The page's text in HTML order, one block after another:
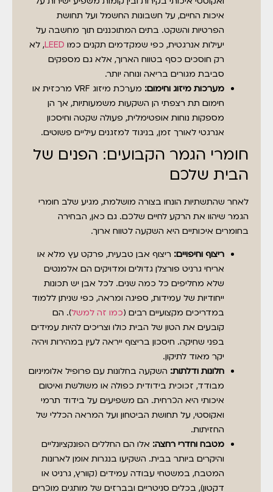
איכות החיים, על חשבונות החשמל ועל תחושת
הפרטיות והשקט. בתים המתוכננים תוך מחשבה על
יעילות אנרגטית, כפי שמקדמים תקנים כמו LEED, לא
רק חוסכים כסף בטווח הארוך, אלא גם מספקים
סביבת מגורים בריאה ונוחה יותר.
מערכות מיזוג וחימום:
מערכת מיזוג VRF מרכזית או
חימום תת רצפתי הן השקעות משמעותיות, אך הן
מספקות נוחות אופטימלית, פעולה שקטה וחיסכון
אנרגטי לאורך זמן, בניגוד למזגנים עיליים פשוטים.
חומרי הגמר הקבועים: הפנים של
הבית שלכם
לאחר שהתשתיות הונחו בצורה מושלמת, מגיע שלב חומרי
הגמר שיהוו את הרקע לחיים שלכם. גם כאן, הבחירה
בחומרים איכותיים היא השקעה לטווח ארוך.
ריצוף וחיפויים: ריצוף אבן טבעית, פרקט עץ מלא או
אריחי גרניט פורצלן גדולים ומדויקים הם אלמנטים
שלא מחליפים כל כמה שנים. לכל אבן יש תכונות
ייחודיות של עמידות, ספיגה ומראה, כפי שניתן ללמוד
במדריכים מקצועיים רבים (כמו זה למשל). הם
קובעים את הטון של הבית כולו וצריכים להיות עמידים
בפני שחיקה. חיסכון בריצוף ייראה לעין במהירות ויהיה
יקר מאוד לתיקון.
חלונות ודלתות: השקעה בחלונות עם פרופיל אלומיניום
מבודד, זכוכית בידודית כפולה או משולשת ואיטום
איכותי היא הכרחית. הם משפיעים על בידוד תרמי
ואקוסטי, על תחושת הביטחון ועל המראה הכללי של
החזיתות.
מטבח וחדרי רחצה: אלו הם החללים הפונקציונליים
והיקרים ביותר בבית. השקיעו בנגרות אומן לארונות
המטבח, במשטחי עבודה עמידים (קוורץ, גרניט או
דקטון), בכלים סניטריים ובברזים של מותגים מוכרים